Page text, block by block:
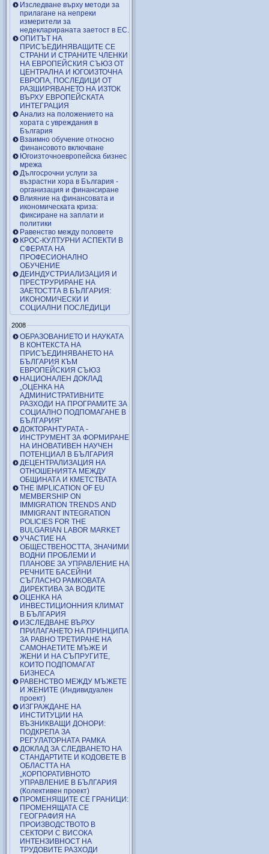
Изследване върху методи за
прилагане на непреки
измерители за
недекларираната заетост в ЕС.
ОПИТЪТ НА
ПРИСЪЕДИНЯВАЩИТЕ СЕ
СТРАНИ И СТРАНИТЕ ЧЛЕНКИ
НА ЕВРОПЕЙСКИЯ СЪЮЗ ОТ
ЦЕНТРАЛНА И ЮГОИЗТОЧНА
ЕВРОПА, ПОСЛЕДИЦИ ОТ
РАЗШИРЯВАНЕТО НА ИЗТОК
ВЪРХУ ЕВРОПЕЙСКАТА
ИНТЕГРАЦИЯ
Анализ на положението на
хората с увреждания в
България
Взаимно обучение относно
финансовото включване
Югоизточноевропейска бизнес
мрежа
Дългосрочни услуги за
възрастни хора в България -
организация и финансиране
Влияние на финансовата и
икономическата криза:
фиксиране на заплати и
политики
Равенство между половете
КРОС-КУЛТУРНИ АСПЕКТИ В
СФЕРАТА НА
ПРОФЕСИОНАЛНО
ОБУЧЕНИЕ
ДЕИНДУСТРИАЛИЗАЦИЯ И
ПРЕСТРУРИРАНЕ НА
ЗАЕТОСТТА В БЪЛГАРИЯ:
ИКОНОМИЧЕСКИ И
СОЦИАЛНИ ПОСЛЕДИЦИ
2008
ОБРАЗОВАНИЕТО И НАУКАТА
В КОНТЕКСТА НА
ПРИСЪЕДИНЯВАНЕТО НА
БЪЛГАРИЯ КЪМ
ЕВРОПЕЙСКИЯ СЪЮЗ
НАЦИОНАЛЕН ДОКЛАД
„ОЦЕНКА НА
АДМИНИСТРАТИВНИТЕ
РАЗХОДИ НА ПРОГРАМИТЕ ЗА
СОЦИАЛНО ПОДПОМАГАНЕ В
БЪЛГАРИЯ"
ДОКТОРАНТУРАТА -
ИНСТРУМЕНТ ЗА ФОРМИРАНЕ
НА ИНОВАТИВЕН НАУЧЕН
ПОТЕНЦИАЛ В БЪЛГАРИЯ
ДЕЦЕНТРАЛИЗАЦИЯ НА
ОТНОШЕНИЯТА МЕЖДУ
ОБЩИНАТА И КМЕТСТВАТА
THE IMPLICATION OF EU
MEMBERSHIP ON
IMMIGRATION TRENDS AND
IMMIGRANT INTEGRATION
POLICIES FOR THE
BULGARIAN LABOR MARKET
УЧАСТИЕ НА
ОБЩЕСТВЕНОСТТА, ЗНАЧИМИ
ВОДНИ ПРОБЛЕМИ И
ПЛАНОВЕ ЗА УПРАВЛЕНИЕ НА
РЕЧНИТЕ БАСЕЙНИ
СЪГЛАСНО РАМКОВАТА
ДИРЕКТИВА ЗА ВОДИТЕ
ОЦЕНКА НА
ИНВЕСТИЦИОННИЯ КЛИМАТ
В БЪЛГАРИЯ
ИЗСЛЕДВАНЕ ВЪРХУ
ПРИЛАГАНЕТО НА ПРИНЦИПА
ЗА РАВНО ТРЕТИРАНЕ НА
САМОНАЕТИТЕ МЪЖЕ И
ЖЕНИ И НА СЪПРУГИТЕ,
КОИТО ПОДПОМАГАТ
БИЗНЕСА
РАВЕНСТВО МЕЖДУ МЪЖЕТЕ
И ЖЕНИТЕ (Индивидуален
проект)
ИЗГРАЖДАНЕ НА
ИНСТИТУЦИИ НА
ВЪЗНИКВАЩИ ДОНОРИ:
ПОДКРЕПА ЗА
РЕГУЛАТОРНАТА РАМКА
ДОКЛАД ЗА СЛЕДВАНЕТО НА
СТАНДАРТИТЕ И КОДОВЕТЕ В
ОБЛАСТТА НА
„КОРПОРАТИВНОТО
УПРАВЛЕНИЕ В БЪЛГАРИЯ
(Колективен проект)
ПРОМЕНЯЩИТЕ СЕ ГРАНИЦИ:
ПРОМЕНЯЩАТА СЕ
ГЕОГРАФИЯ НА
ПРОИЗВОДСТВОТО В
СЕКТОРИ С ВИСОКА
ИНТЕНЗИВНОСТ НА
ТРУДОВИТЕ РАЗХОДИ